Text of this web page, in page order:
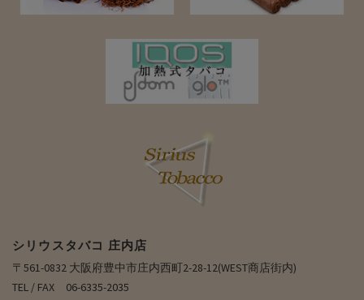
シリウスタバコ 庄内店
〒561-0832 大阪府豊中市庄内西町2-28-12(WEST商店街内)
TEL / FAX 06-6335-2035